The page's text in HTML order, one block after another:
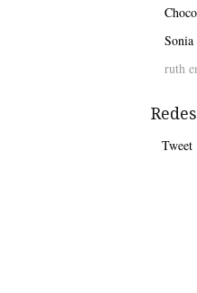
Sonia
ruth
Tweet